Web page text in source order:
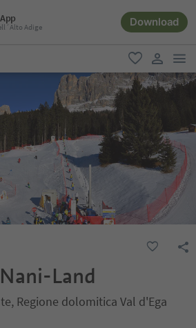
Adige Download
favoriti
user link
Land
Regione dolomitica Val d'Ega